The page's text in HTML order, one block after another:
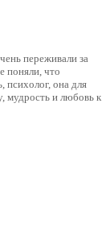
переживали за
поняли, что
психолог, она для
мудрость и любовь к